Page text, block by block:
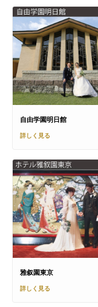
自由学園明日館
詳しく見る
雅叙園東京
詳しく見る